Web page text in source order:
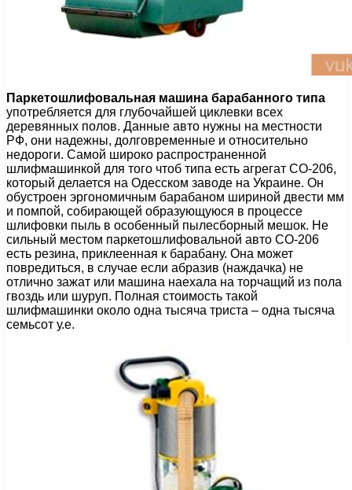
Паркетошлифовальная машина барабанного типа
употребляется для глубочайшей циклевки всех
деревянных полов. Данные авто нужны на местности
РФ, они надежны, долговременные и относительно
недороги. Самой широко распространенной
шлифмашинкой для того чтоб типа есть агрегат СО-206,
который делается на Одесском заводе на Украине. Он
обустроен эргономичным барабаном шириной двести мм
и помпой, собирающей образующуюся в процессе
шлифовки пыль в особенный пылесборный мешок. Не
сильный местом паркетошлифовальной авто СО-206
есть резина, приклеенная к барабану. Она может
повредиться, в случае если абразив (наждачка) не
отлично зажат или машина наехала на торчащий из пола
гвоздь или шуруп. Полная стоимость такой
шлифмашинки около одна тысяча триста – одна тысяча
семьсот у.е.